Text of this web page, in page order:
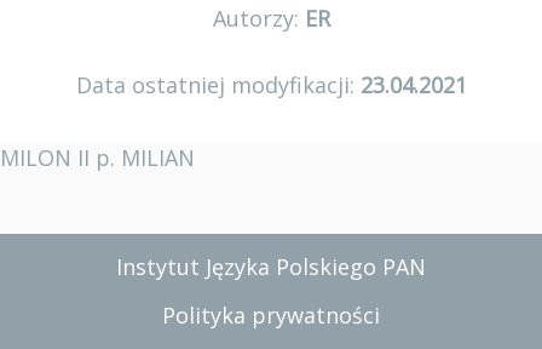
Autorzy: ER
Data ostatniej modyfikacji: 23.04.2021
MILON II p. MILIAN
Instytut Języka Polskiego PAN
Polityka prywatności